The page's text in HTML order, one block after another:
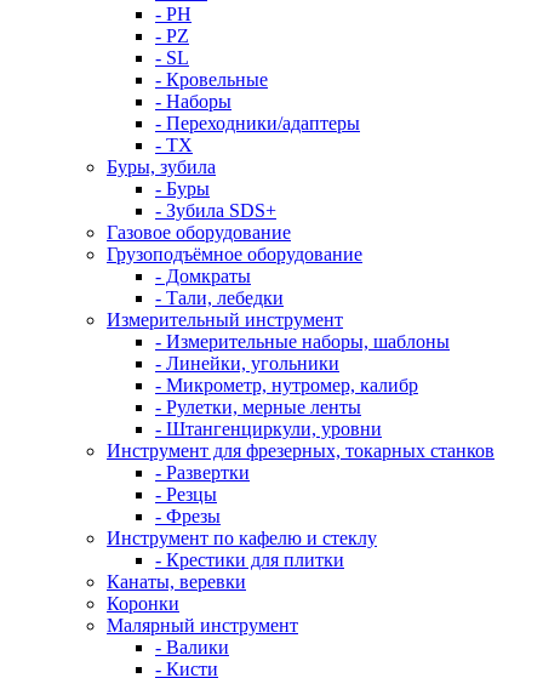
- PH
- PZ
- SL
- Кровельные
- Наборы
- Переходники/адаптеры
- ТX
Буры, зубила
- Буры
- Зубила SDS+
Газовое оборудование
Грузоподъёмное оборудование
- Домкраты
- Тали, лебедки
Измерительный инструмент
- Измерительные наборы, шаблоны
- Линейки, угольники
- Микрометр, нутромер, калибр
- Рулетки, мерные ленты
- Штангенциркули, уровни
Инструмент для фрезерных, токарных станков
- Развертки
- Резцы
- Фрезы
Инструмент по кафелю и стеклу
- Крестики для плитки
Канаты, веревки
Коронки
Малярный инструмент
- Валики
- Кисти